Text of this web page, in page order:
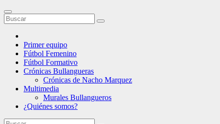
Primer equipo
Fútbol Femenino
Fútbol Formativo
Crónicas Bullangueras
Crónicas de Nacho Marquez
Multimedia
Murales Bullangueros
¿Quiénes somos?